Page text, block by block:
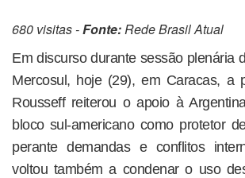
680 visitas -Fonte:Rede Brasil Atual
Em discurso durante sessão plenária
Mercosul, hoje (29), em Caracas, a
Rousseff reiterou o apoio à
bloco sul-americano como protetor
perante demandas e conflitos
voltou também a condenar o uso